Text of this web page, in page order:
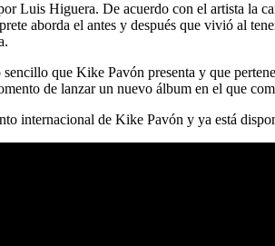
Luis Higuera. De acuerdo con el artista la
aborda el antes y después que vivió al
que Kike Pavón presenta y que
de lanzar un nuevo álbum en el que
internacional de Kike Pavón y ya está